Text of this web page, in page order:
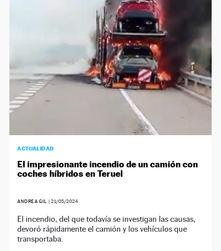
ACTUALIDAD
El impresionante incendio de un camión con
coches híbridos en Teruel
ANDREA GIL | 21/05/2024
El incendio, del que todavía se investigan las causas,
devoró rápidamente el camión y los vehículos que
transportaba.